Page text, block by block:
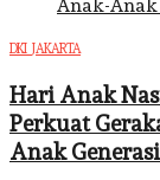
DKI JAKARTA
Hari Anak
Perkuat
Anak